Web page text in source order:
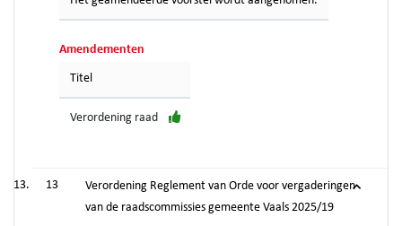
Amendementen
Titel
Verordening raad
13
Verordening Reglement van Orde voor vergaderingen
van de raadscommissies gemeente Vaals 2025/19